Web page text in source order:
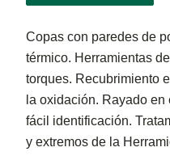
Copas con paredes de
térmico. Herramientas
torques. Recubrimiento
la oxidación. Rayado
fácil identificación.
y extremos de la